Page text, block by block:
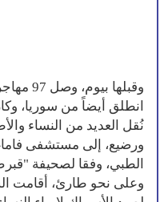
وقبلها
انطلق أيضاً من سوريا، وكان من بينهم
نُقل العديد من النساء
ورضيع، إلى مستشفى
الطبي، وفقا لصحيفة
وعلى نحو طارئ، أقامت